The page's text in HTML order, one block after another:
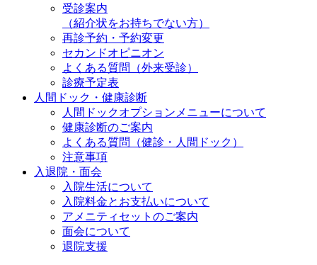
受診案内
（紹介状をお持ちでない方）
再診予約・予約変更
セカンドオピニオン
よくある質問（外来受診）
診療予定表
人間ドック・健康診断
人間ドックオプションメニューについて
健康診断のご案内
よくある質問（健診・人間ドック）
注意事項
入退院・面会
入院生活について
入院料金とお支払いについて
アメニティセットのご案内
面会について
退院支援